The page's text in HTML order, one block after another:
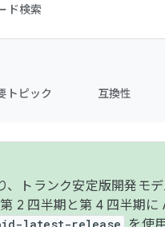
ド検索
トピック 互換性
、トランク安定版開発モ
2 四半期と第 4 四半期